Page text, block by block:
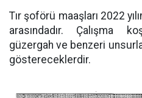
Tır şoförü maaşları 2022
arasındadır. Çalışma
güzergah ve benzeri
göstereceklerdir.